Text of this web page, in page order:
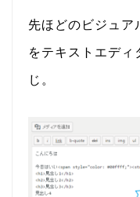
先ほどのビジュア
をテキストエデ
じ。